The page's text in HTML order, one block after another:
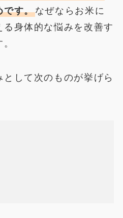
です。なぜならお米に
身体的な悩みを改善す
して次のものが挙げら